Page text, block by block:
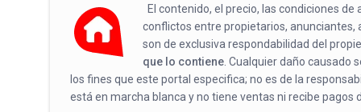
El contenido, el precio, las condiciones
conflictos entre propietarios, anunciantes,
son de exclusiva respondabilidad del
que lo contiene . Cualquier daño
los fines que este portal especifica; no es de la
está en marcha blanca y no tiene ventas ni recibe pagos